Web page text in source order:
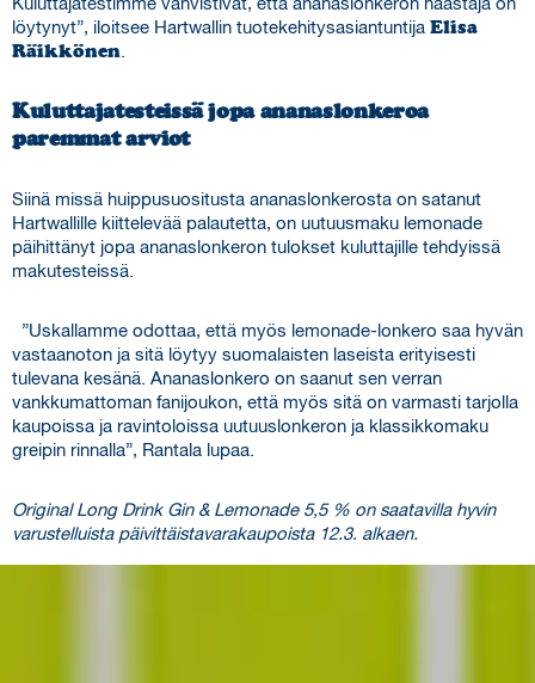
Kuluttajatestimme vahvistivat, että ananaslonkeron haastaja on
löytynyt”, iloitsee Hartwallin tuotekehitysasiantuntija Elisa
Räikkönen.
Kuluttajatesteissä jopa ananaslonkeroa
paremmat arviot
Siinä missä huippusuositusta ananaslonkerosta on satanut
Hartwallille kiittelevää palautetta, on uutuusmaku lemonade
päihittänyt jopa ananaslonkeron tulokset kuluttajille tehdyissä
makutesteissä.
”Uskallamme odottaa, että myös lemonade-lonkero saa hyvän
vastaanoton ja sitä löytyy suomalaisten laseista erityisesti
tulevana kesänä. Ananaslonkero on saanut sen verran
vankkumattoman fanijoukon, että myös sitä on varmasti tarjolla
kaupoissa ja ravintoloissa uutuuslonkeron ja klassikkomaku
greipin rinnalla”, Rantala lupaa.
Original Long Drink Gin & Lemonade 5,5 % on saatavilla hyvin
varustelluista päivittäistavarakaupoista 12.3. alkaen.